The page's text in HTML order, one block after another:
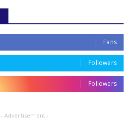
Fans
Followers
Followers
- Advertisement -